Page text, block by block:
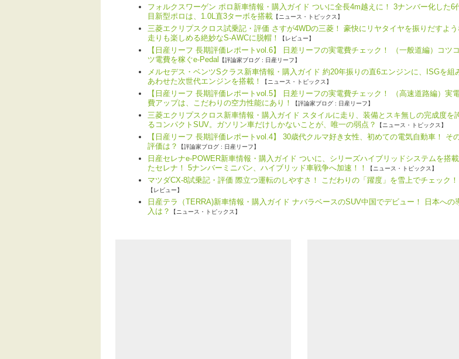
フォルクスワーゲン ポロ新車情報・購入ガイド ついに全長4m越えに！ 3ナンバー化した6
目新型ポロは、1.0L直3ターボを搭載 【ニュース・トピックス】
三菱エクリプスクロス試乗記・評価 さすが4WDの三菱！ 豪快にリヤタイヤを振りだすよう
走りも楽しめる絶妙なS-AWCに脱帽！
【レビュー】
【日産リーフ 長期評価レポートvol.6】 日差リーフの実電費チェック！ （一般道編）コツコ
ツ電費を稼ぐe-Pedal
【評論家ブログ : 日産リーフ】
メルセデス・ベンツSクラス新車情報・購入ガイド 約20年振りの直6エンジンに、ISGを組
あわせた次世代エンジンを搭載！
【ニュース・トピックス】
【日産リーフ 長期評価レポートvol.5】 日差リーフの実電費チェック！ （高速道路編）実
費アップは、こだわりの空力性能にあり！
【評論家ブログ : 日産リーフ】
三菱エクリプスクロス新車情報・購入ガイド スタイルに走り、装備とスキ無しの完成度を
るコンパクトSUV。ガソリン車だけしかないことが、唯一の弱点？
【ニュース・トピックス】
【日産リーフ 長期評価レポートvol.4】 30歳代クルマ好き女性、初めての電気自動車！ そ
評価は？
【評論家ブログ : 日産リーフ】
日産セレナe-POWER新車情報・購入ガイド ついに、シリーズハイブリッドシステムを搭
たセレナ！ 5ナンバーミニバン、ハイブリッド車戦争へ加速！！
【ニュース・トピックス】
マツダCX-8試乗記・評価 際立つ運転のしやすさ！ こだわりの「躍度」を雪上でチェック！
【レビュー】
日産テラ（TERRA)新車情報・購入ガイド ナバラベースのSUV中国でデビュー！ 日本への
入は？
【ニュース・トピックス】